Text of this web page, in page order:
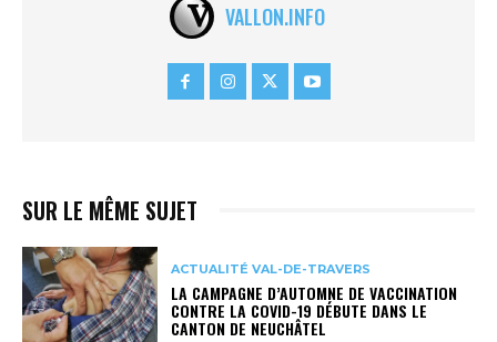
VALLON.INFO
SUR LE MÊME SUJET
ACTUALITÉ VAL-DE-TRAVERS
LA CAMPAGNE D’AUTOMNE DE VACCINATION
CONTRE LA COVID-19 DÉBUTE DANS LE
CANTON DE NEUCHÂTEL